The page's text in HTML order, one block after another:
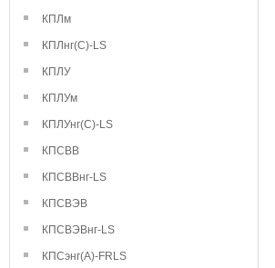
КПЛм
КПЛнг(С)-LS
КПЛУ
КПЛУм
КПЛУнг(С)-LS
КПСВВ
КПСВВнг-LS
КПСВЭВ
КПСВЭВнг-LS
КПСэнг(А)-FRLS